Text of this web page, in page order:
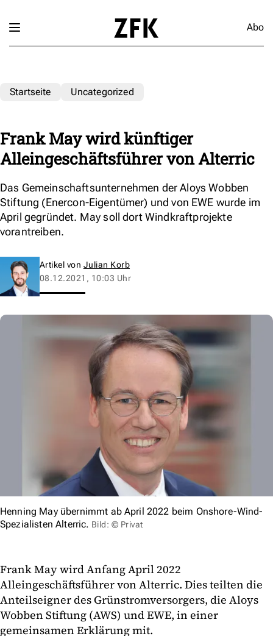
Abo
Startseite Uncategorized
Frank May wird künftiger
Alleingeschäftsführer von Alterric
Das Gemeinschaftsunternehmen der Aloys Wobben
Stiftung (Enercon-Eigentümer) und von EWE wurde im
April gegründet. May soll dort Windkraftprojekte
vorantreiben.
Artikel von Julian Korb
08.12.2021, 10:03 Uhr
Henning May übernimmt ab April 2022 beim Onshore-Wind-
Spezialisten Alterric. Bild: © Privat
Frank May wird Anfang April 2022
Alleingeschäftsführer von Alterric. Dies teilten die
Anteilseigner des Grünstromversorgers, die Aloys
Wobben Stiftung (AWS) und EWE, in einer
gemeinsamen Erklärung mit.